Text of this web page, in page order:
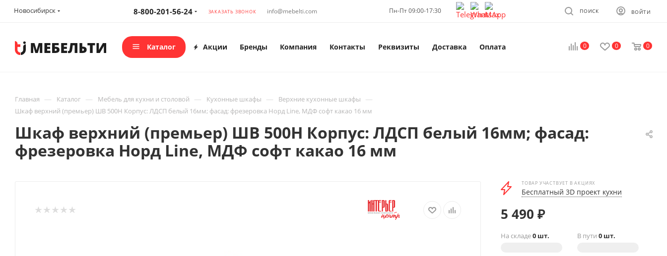
Новосибирск 8-800-201-56-24 ЗАКАЗАТЬ ЗВОНОК info@mebelti.com Пн-Пт 09:00-17:30 ВОЙТИ
ПОИСК
0 0 0
Каталог Акции Бренды Компания Контакты Реквизиты Доставка Оплата
Главная — Каталог — Мебель для кухни и столовой — Кухонные шкафы — Верхние кухонные шкафы —
Шкаф верхний (премьер) ШВ 500Н Корпус: ЛДСП белый 16мм; фасад: фрезеровка Норд Line, МДФ софт какао 16 мм
Шкаф верхний (премьер) ШВ 500Н Корпус: ЛДСП белый 16мм; фасад:
фрезеровка Норд Line, МДФ софт какао 16 мм
ТОВАР УЧАСТВУЕТ В АКЦИЯХ
Бесплатный 3D проект кухни
5 490 ₽
На складе0 шт. В пути 0 шт.